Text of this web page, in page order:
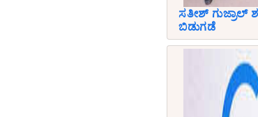
ಸತೀಶ್ ಗುಜ್ರಾಲ್
ಬಿಡುಗಡೆ